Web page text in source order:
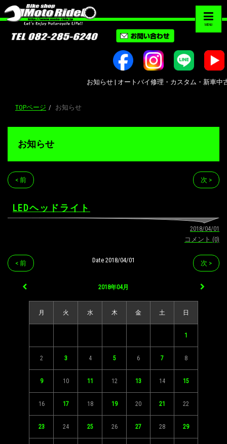
MENU
お知らせ | オートバイ修理・カスタム・新車中
TOPページ お知らせ
お知らせ
< 前 次 >
LEDヘッドライト
2018/04/01
コメント (0)
< 前 次 >
Date 2018/04/01
2018年04月
月 火 水 木 金 土 日
1
2 3 4 5 6 7 8
9 10 11 12 13 14 15
16 17 18 19 20 21 22
23 24 25 26 27 28 29